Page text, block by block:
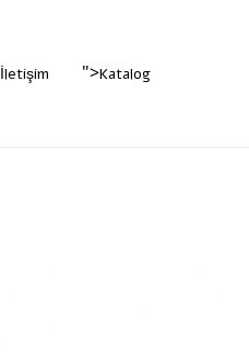
İletişim ">Katalog